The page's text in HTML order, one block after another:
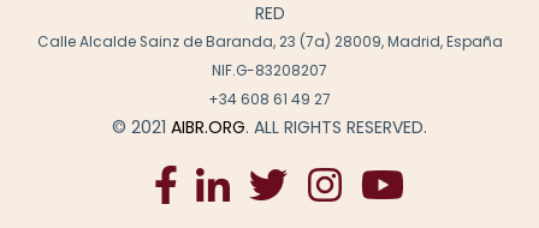
RED
Calle Alcalde Sainz de Baranda, 23 (7a) 28009, Madrid, España
NIF.G-83208207
+34 608 61 49 27
© 2021 AIBR.ORG. ALL RIGHTS RESERVED.